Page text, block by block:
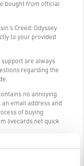
bought from official
Creed: Odyssey
to your provided
support are always
regarding the
no annoying
email address and
of buying
livecards.net quick